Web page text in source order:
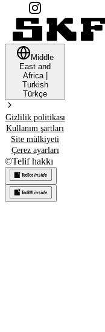
Middle
East and
Africa|
Turkish
Türkçe
Gizlilik politikası
Kullanım şartları
Site mülkiyeti
Çerez ayarları
©Telif hakkı